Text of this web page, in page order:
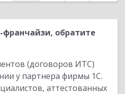
обратите
(договоров ИТС)
у партнера фирмы 1С.
аттестованных